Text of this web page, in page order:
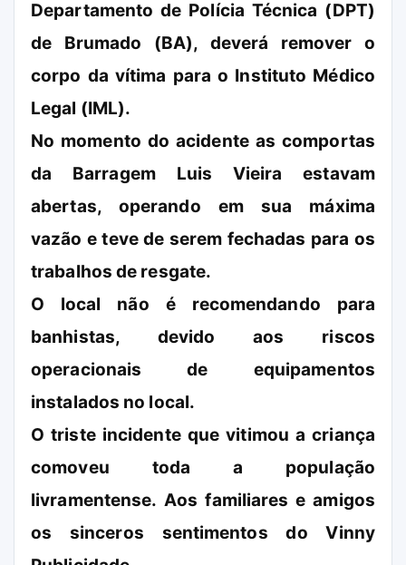
Departamento de Polícia Técnica (DPT)
de Brumado (BA), deverá remover o
corpo da vítima para o Instituto Médico
Legal (IML).
No momento do acidente as comportas
da Barragem Luis Vieira estavam
abertas, operando em sua máxima
vazão e teve de serem fechadas para os
trabalhos de resgate.
O local não é recomendando para
banhistas, devido aos riscos
operacionais de equipamentos
instalados no local.
O triste incidente que vitimou a criança
comoveu toda a população
livramentense. Aos familiares e amigos
os sinceros sentimentos do Vinny